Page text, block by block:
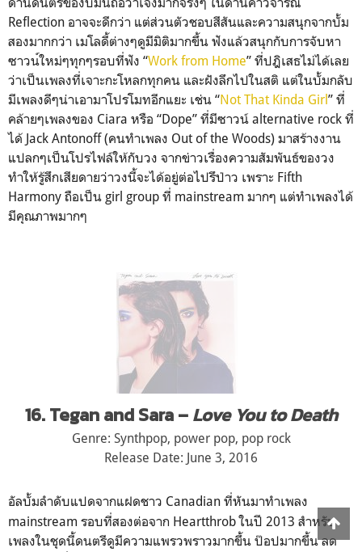
Reflection อาจจะดีกว่า แต่ส่วนตัวชอบสีสันและความสนุกจากบั้ม
สองมากกว่า เมโลดี้ต่างๆดูมีมิติมากขึ้น ฟังแล้วสนุกกับการจับหา
ซาวน์ใหม่ๆทุกๆรอบที่ฟัง “Work from Home” ที่ปฎิเสธไม่ได้เลย
ว่าเป็นเพลงที่เจาะกะโหลกทุกคน และฝังลึกไปในสติ แต่ในบั้มกลับ
มีเพลงดีๆน่าเอามาโปรโมทอีกแยะ เช่น “Not That Kinda Girl” ที่
คล้ายๆเพลงของ Ciara หรือ “Dope” ที่มีซาวน์ alternative rock ที่
ได้ Jack Antonoff (คนทำเพลง Out of the Woods) มาสร้างงาน
แปลกๆเป็นโปรไฟล์ให้กับวง จากข่าวเรื่องความสัมพันธ์ของวง
ทำให้รู้สึกเสียดายว่าวงนี้จะได้อยู่ต่อไปรึป่าว เพราะ Fifth
Harmony ถือเป็น girl group ที่ mainstream มากๆ แต่ทำเพลงได้
มีคุณภาพมากๆ